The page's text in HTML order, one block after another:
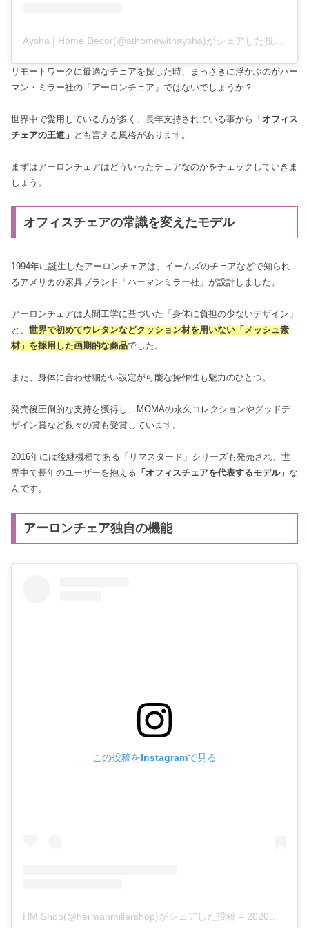
リモートワークに最適なチェアを探した時、まっさきに浮かぶのがハー
マン・ミラー社の「アーロンチェア」ではないでしょうか？
世界中で愛用している方が多く、長年支持されている事から 「オフィス
チェアの王道」 とも言える風格があります。
まずはアーロンチェアはどういったチェアなのかをチェックしていきま
しょう。
オフィスチェアの常識を変えたモデル
1994年に誕生したアーロンチェアは、イームズのチェアなどで知られ
るアメリカの家具ブランド「ハーマンミラー社」が設計しました。
アーロンチェアは人間工学に基づいた「身体に負担の少ないデザイン」
と、 世界で初めてウレタンなどクッション材を用いない「メッシュ素
材」を採用した画期的な商品でした。
また、身体に合わせ細かい設定が可能な操作性も魅力のひとつ。
発売後圧倒的な支持を獲得し、MOMAの永久コレクションやグッドデ
ザイン賞など数々の賞も受賞しています。
2016年には後継機種である「リマスタード」シリーズも発売され、世
界中で長年のユーザーを抱える 「オフィスチェアを代表するモデル」 な
んです。
アーロンチェア独自の機能
この投稿をInstagramで見る
HM Shop(@hermanmillershop)がシェアした投稿 – 2020年 9月月2日午前5時00分PDT